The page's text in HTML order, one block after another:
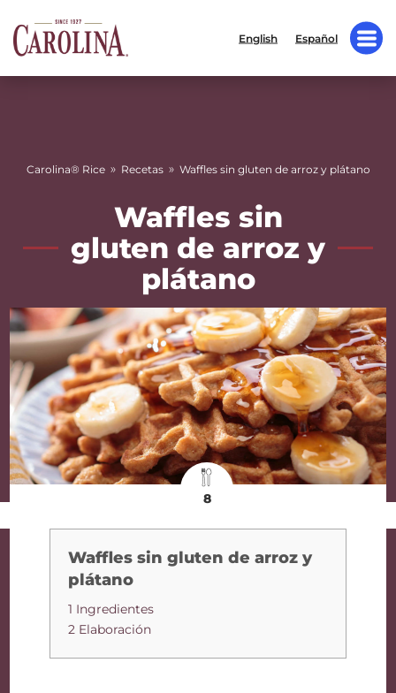
English Español
Carolina® Rice » Recetas » Waffles sin gluten de arroz y plátano
Waffles sin
gluten de arroz y
plátano
8
Waffles sin gluten de arroz y
plátano
1 Ingredientes
2 Elaboración